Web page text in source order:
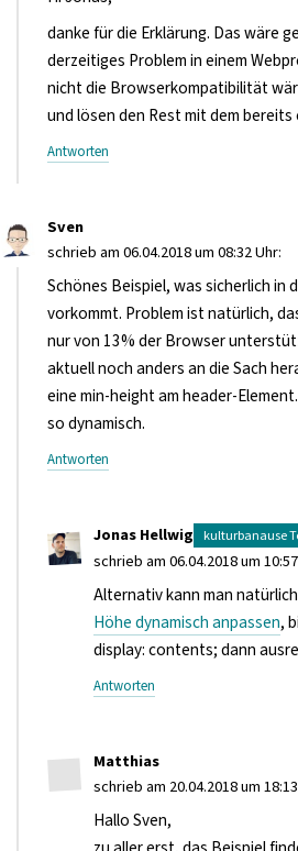
danke für die Erklärung. Das wäre
derzeitiges Problem in einem
nicht die Browserkompatibilität
und lösen den Rest mit dem
Antworten
Sven
schrieb am 06.04.2018 um 08:32 Uhr:
Schönes Beispiel, was sicherlich in
vorkommt. Problem ist natürlich,
nur von 13% der Browser
aktuell noch anders an die Sach
eine min-height am header-
so dynamisch.
Antworten
Jonas Hellwig
schrieb am 06.04.2018 um
Alternativ kann man
Höhe dynamisch anpassen,
display: contents; dann
Antworten
Matthias
schrieb am 20.04.2018 um
Hallo Sven,